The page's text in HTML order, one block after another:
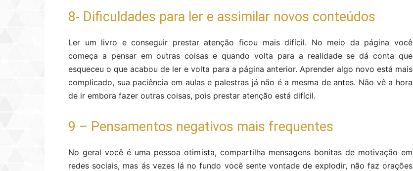
8- Dificuldades para ler e assimilar novos conteúdos
Ler um livro e conseguir prestar atenção ficou mais difícil. No meio da página você
começa a pensar em outras coisas e quando volta para a realidade se dá conta que
esqueceu o que acabou de ler e volta para a página anterior. Aprender algo novo está mais
complicado, sua paciência em aulas e palestras já não é a mesma de antes. Não vê a hora
de ir embora fazer outras coisas, pois prestar atenção está difícil.
9 – Pensamentos negativos mais frequentes
No geral você é uma pessoa otimista, compartilha mensagens bonitas de motivação em
redes sociais, mas ás vezes lá no fundo você sente vontade de explodir, não faz orações